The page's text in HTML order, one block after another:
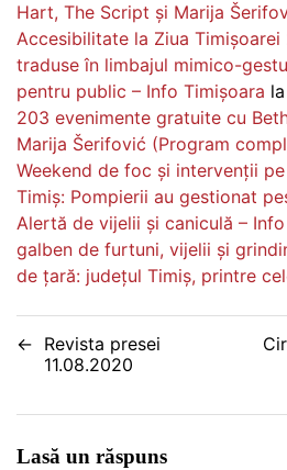
Hart, The Script și Marija
Accesibilitate la Ziua
traduse în limbajul mimico-
pentru public – Info Timișoara la
203 evenimente gratuite cu
Marija Šerifović (Program
Weekend de foc și intervenții
Timiș: Pompierii au gestionat
Alertă de vijelii și caniculă –
galben de furtuni, vijelii și
de țară: județul Timiș, printre
Navigare
articole
Revista presei
11.08.2020
Lasă un răspuns